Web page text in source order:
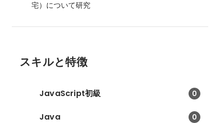
宅）について研究
スキルと特徴
JavaScript初級 0
Java 0